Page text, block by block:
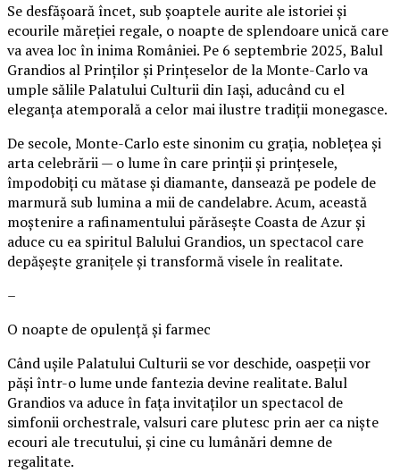
Se desfășoară încet, sub șoaptele aurite ale istoriei și
ecourile măreției regale, o noapte de splendoare unică care
va avea loc în inima României. Pe 6 septembrie 2025, Balul
Grandios al Prinților și Prințeselor de la Monte-Carlo va
umple sălile Palatului Culturii din Iași, aducând cu el
eleganța atemporală a celor mai ilustre tradiții monegasce.
De secole, Monte-Carlo este sinonim cu grația, noblețea și
arta celebrării — o lume în care prinții și prințesele,
împodobiți cu mătase și diamante, dansează pe podele de
marmură sub lumina a mii de candelabre. Acum, această
moștenire a rafinamentului părăsește Coasta de Azur și
aduce cu ea spiritul Balului Grandios, un spectacol care
depășește granițele și transformă visele în realitate.
–
O noapte de opulență și farmec
Când ușile Palatului Culturii se vor deschide, oaspeții vor
păși într-o lume unde fantezia devine realitate. Balul
Grandios va aduce în fața invitaților un spectacol de
simfonii orchestrale, valsuri care plutesc prin aer ca niște
ecouri ale trecutului, și cine cu lumânări demne de
regalitate.